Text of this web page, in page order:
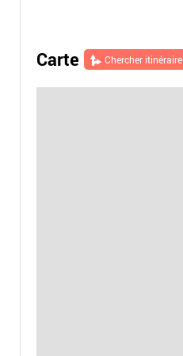
Carte Chercher itinéraire